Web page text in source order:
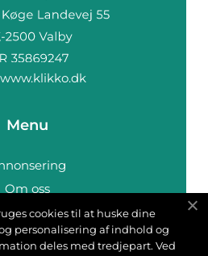
www.klikko.dk
Menu
Om oss
Cookies
oss
cookies til at huske dine
personalisering af indhold og
deles med tredjepart. Ved